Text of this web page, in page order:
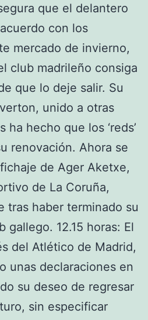
que el delantero
con los
mercado de invierno,
club madrileño consiga
que lo deje salir. Su
unido a otras
ha hecho que los ‘reds’
renovación. Ahora se
de Ager Aketxe,
de La Coruña,
tras haber terminado su
gallego. 12.15 horas: El
del Atlético de Madrid,
unas declaraciones en
su deseo de regresar
sin especificar